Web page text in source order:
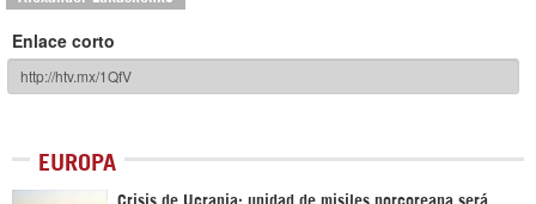
Enlace corto
EUROPA
Crisis de Ucrania; unidad de misiles norcoreana será